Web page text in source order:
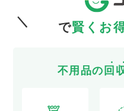
で賢くお
不用品の 回